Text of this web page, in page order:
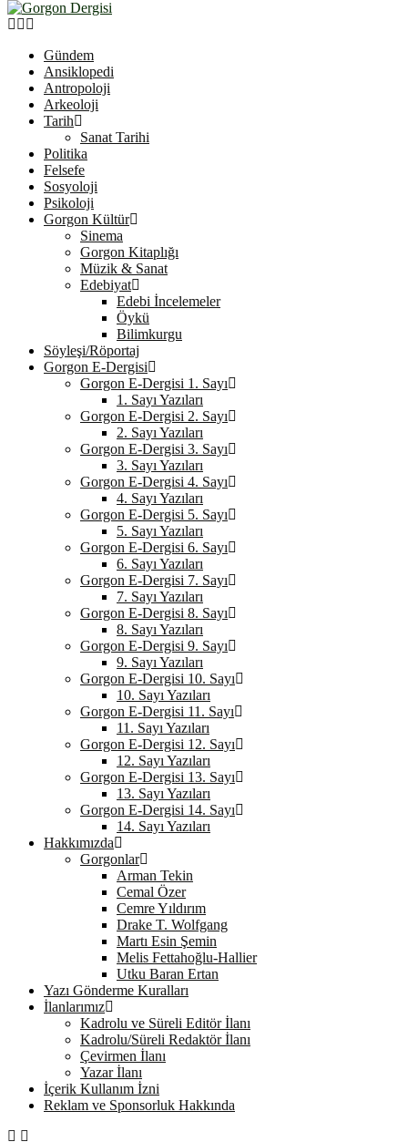
Facebook
Twitter
Gündem
Ansiklopedi
Antropoloji
Arkeoloji
Tarih
Sanat Tarihi
Politika
Felsefe
Sosyoloji
Psikoloji
Gorgon Kültür
Sinema
Gorgon Kitaplığı
Müzik & Sanat
Edebiyat
Edebi İncelemeler
Öykü
Bilimkurgu
Söyleşi/Röportaj
Gorgon E-Dergisi
Gorgon E-Dergisi 1. Sayı
1. Sayı Yazıları
Gorgon E-Dergisi 2. Sayı
2. Sayı Yazıları
Gorgon E-Dergisi 3. Sayı
3. Sayı Yazıları
Gorgon E-Dergisi 4. Sayı
4. Sayı Yazıları
Gorgon E-Dergisi 5. Sayı
5. Sayı Yazıları
Gorgon E-Dergisi 6. Sayı
6. Sayı Yazıları
Gorgon E-Dergisi 7. Sayı
7. Sayı Yazıları
Gorgon E-Dergisi 8. Sayı
8. Sayı Yazıları
Gorgon E-Dergisi 9. Sayı
9. Sayı Yazıları
Gorgon E-Dergisi 10. Sayı
10. Sayı Yazıları
Gorgon E-Dergisi 11. Sayı
11. Sayı Yazıları
Gorgon E-Dergisi 12. Sayı
12. Sayı Yazıları
Gorgon E-Dergisi 13. Sayı
13. Sayı Yazıları
Gorgon E-Dergisi 14. Sayı
14. Sayı Yazıları
Hakkımızda
Gorgonlar
Arman Tekin
Cemal Özer
Cemre Yıldırım
Drake T. Wolfgang
Martı Esin Şemin
Melis Fettahoğlu-Hallier
Utku Baran Ertan
Yazı Gönderme Kuralları
İlanlarımız
Kadrolu ve Süreli Editör İlanı
Kadrolu/Süreli Redaktör İlanı
Çevirmen İlanı
Yazar İlanı
İçerik Kullanım İzni
Reklam ve Sponsorluk Hakkında